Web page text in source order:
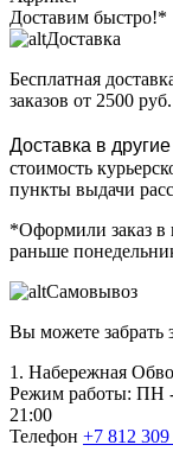
Доставим быстро!*
Доставка
Бесплатная
заказов от 2500 руб.
Доставка в
стоимость
пункты выдачи
*Оформили заказ в
раньше
Самовывоз
Вы можете забрать
1. Набережная
Режим работы: ПН
21:00
Телефон +7 812